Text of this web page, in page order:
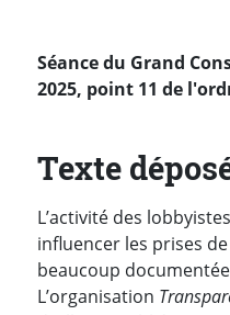
Séance du Grand
2025, point 11 de
Texte
L’activité des
influencer les prises
beaucoup
L’organisation